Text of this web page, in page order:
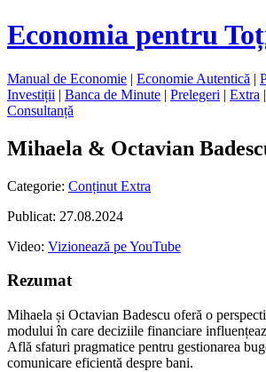
Economia pentru
Manual de Economie | Economie Autentică |
Investiții | Banca de Minute | Prelegeri | Extra |
Consultanță
Mihaela & Octavian
Categorie: Conținut Extra
Publicat: 27.08.2024
Video: Vizionează pe YouTube
Rezumat
Mihaela și Octavian Badescu oferă o
modului în care deciziile financiare
Află sfaturi pragmatice pentru gestionarea
comunicare eficientă despre bani.